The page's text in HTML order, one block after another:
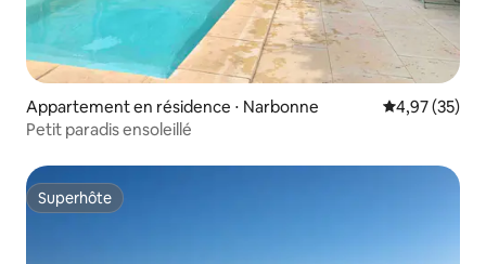
Appartement en résidence ⋅ Narbonne Évaluation
4,97 (35)
Petit paradis ensoleillé
Superhôte
Superhôte